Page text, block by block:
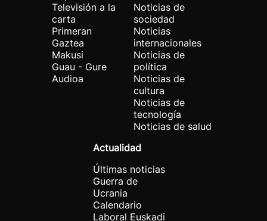
Televisión a la
carta
Primeran
Gaztea
Makusi
Guau - Gure
Audioa
Noticias de
sociedad
Noticias
internacionales
Noticias de
política
Noticias de
cultura
Noticias de
tecnología
Noticias de salud
Actualidad
Últimas noticias
Guerra de
Ucrania
Calendario
Laboral Euskadi